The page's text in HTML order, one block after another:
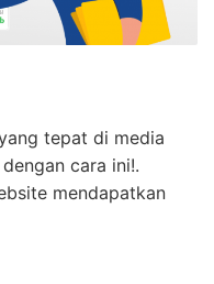
tepat di media
cara ini!.
mendapatkan